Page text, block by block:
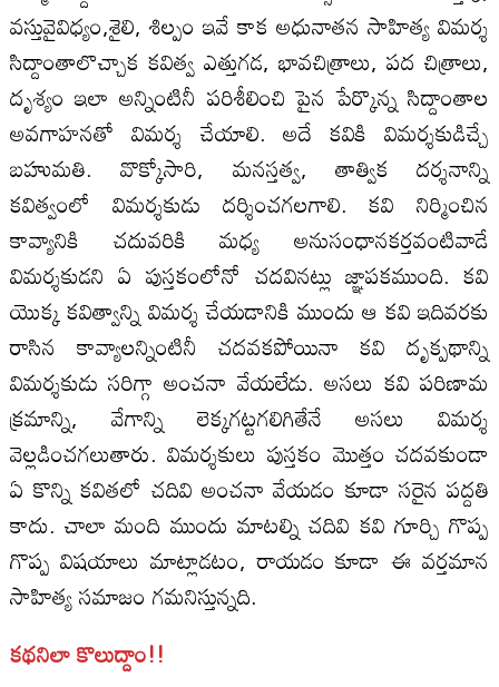
వస్తువైవిధ్యం,శైలి, శిల్పం ఇవే కాక అధునాతన సాహిత్య విమర్శ
సిద్దాంతాలొచ్చాక కవిత్వ ఎత్తుగడ, భావచిత్రాలు, పద చిత్రాలు,
దృశ్యం ఇలా అన్నింటినీ పరిశీలించి పైన పేర్కొన్న సిద్దాంతాల
అవగాహనతో విమర్శ చేయాలి. అదే కవికి విమర్శకుడిచ్చే
బహుమతి. వొక్కోసారి, మనస్తత్వ, తాత్విక దర్శనాన్ని
కవిత్వంలో విమర్శకుడు దర్శించగలగాలి. కవి నిర్మించిన
కావ్యానికి చదువరికి మధ్య అనుసంధానకర్తవంటివాడే
విమర్శకుడని ఏ పుస్తకంలోనో చదవినట్లు జ్ఞాపకముంది. కవి
యొక్క కవిత్వాన్ని విమర్శ చేయడానికి ముందు ఆ కవి ఇదివరకు
రాసిన కావ్యాలన్నింటినీ చదవకపోయినా కవి దృక్పథాన్ని
విమర్శకుడు సరిగ్గా అంచనా వేయలేడు. అసలు కవి పరిణామ
క్రమాన్ని, వేగాన్ని లెక్కగట్టగలిగితేనే అసలు విమర్శ
వెల్లడించగలుతారు. విమర్శకులు పుస్తకం మొత్తం చదవకుండా
ఏ కొన్ని కవితలో చదివి అంచనా వేయడం కూడా సరైన పద్దతి
కాదు. చాలా మంది ముందు మాటల్ని చదివి కవి గూర్చి గొప్ప
గొప్ప విషయాలు మాట్లాడటం, రాయడం కూడా ఈ వర్తమాన
సాహిత్య సమాజం గమనిస్తున్నది.
కథనిలా కొలుద్దాం!!